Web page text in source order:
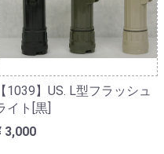
【1039】US. L型フラッシュ
イト[黒]
3,000